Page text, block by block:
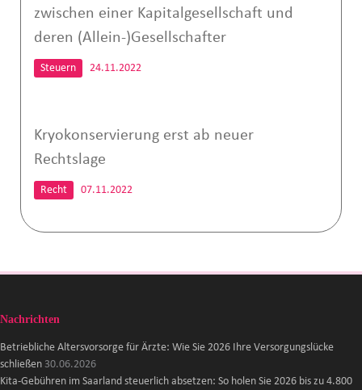
zwischen einer Kapitalgesellschaft und
deren (Allein-)Gesellschafter
Steuern 24.11.2022
Kryokonservierung erst ab neuer
Rechtslage
Recht 07.11.2022
Nachrichten
Betriebliche Altersvorsorge für Ärzte: Wie Sie 2026 Ihre Versorgungslücke
schließen 30.06.2026
Kita-Gebühren im Saarland steuerlich absetzen: So holen Sie 2026 bis zu 4.800